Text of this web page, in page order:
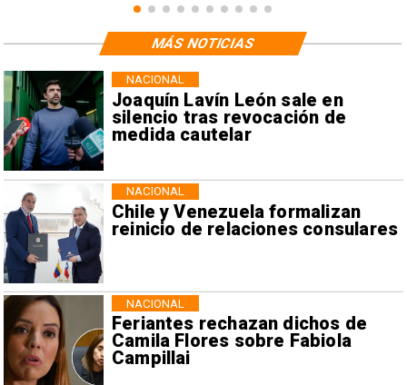
Joaquín Lavín León sale en
silencio tras revocación de
medida cautelar
NACIONAL
Chile y Venezuela formalizan
reinicio de relaciones consulares
NACIONAL
Feriantes rechazan dichos de
Camila Flores sobre Fabiola
Campillai
NACIONAL
MÁS NOTICIAS